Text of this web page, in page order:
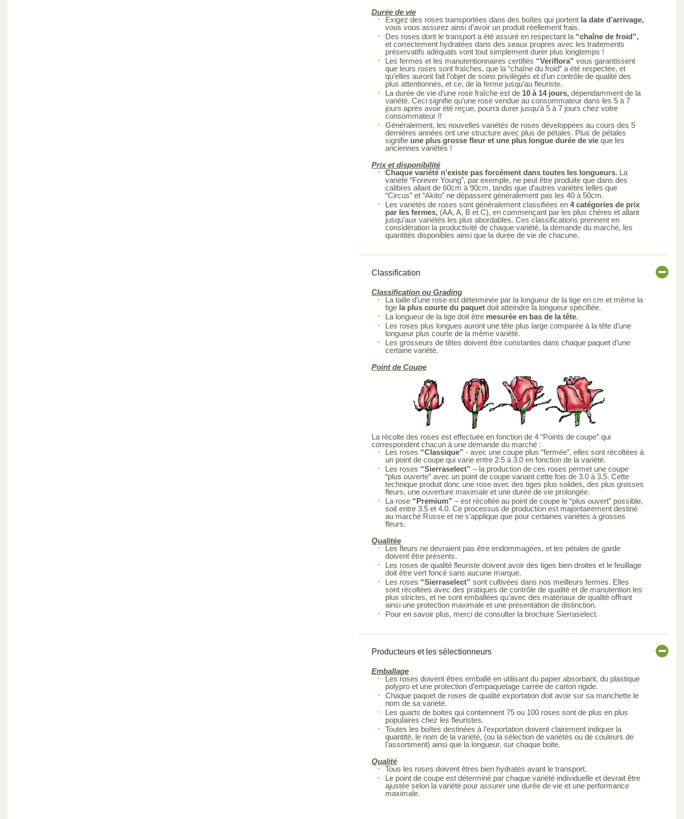
Durée de vie
Exigez des roses transportées dans des boîtes qui portent la date d’arrivage,
vous vous assurez ainsi d’avoir un produit réellement frais.
Des roses dont le transport a été assuré en respectant la “chaîne de froid”,
et correctement hydratées dans des seaux propres avec les traitements
préservatifs adéquats vont tout simplement durer plus longtemps !
Les fermes et les manutentionnaires certifiés “Veriflora” vous garantissent
que leurs roses sont fraîches, que la “chaîne du froid” a été respectée, et
qu’elles auront fait l’objet de soins privilégiés et d’un contrôle de qualité des
plus attentionnés, et ce, de la ferme jusqu’au fleuriste.
La durée de vie d’une rose fraîche est de 10 à 14 jours, dépendamment de la
variété. Ceci signifie qu’une rose vendue au consommateur dans les 5 à 7
jours après avoir été reçue, pourra durer jusqu’à 5 à 7 jours chez votre
consommateur !!
Généralement, les nouvelles variétés de roses développées au cours des 5
dernières années ont une structure avec plus de pétales. Plus de pétales
signifie une plus grosse fleur et une plus longue durée de vie que les
anciennes variétés !
Prix et disponibilité
Chaque variété n’existe pas forcément dans toutes les longueurs. La
variété “Forever Young”, par exemple, ne peut être produite que dans des
calibres allant de 60cm à 90cm, tandis que d’autres variétés telles que
“Circus” et “Akito” ne dépassent généralement pas les 40 à 50cm.
Les variétés de roses sont généralement classifiées en4 catégories de prix
par les fermes, (AA, A, B et C), en commençant par les plus chères et allant
jusqu’aux variétés les plus abordables. Ces classifications prennent en
considération la productivité de chaque variété, la demande du marché, les
quantités disponibles ainsi que la durée de vie de chacune.
Classification
Classification ou Grading
La taille d’une rose est déterminée par la longueur de la tige en cm et même la
tige la plus courte du paquet doit atteindre la longueur spécifiée.
La longueur de la tige doit être mesurée en bas de la tête.
Les roses plus longues auront une tête plus large comparée à la tête d’une
longueur plus courte de la même variété.
Les grosseurs de têtes doivent être constantes dans chaque paquet d’une
certaine variété.
Point de Coupe
La récolte des roses est effectuée en fonction de 4 “Points de coupe” qui
correspondent chacun à une demande du marché :
Les roses “Classique” - avec une coupe plus “fermée”, elles sont récoltées à
un point de coupe qui varie entre 2.5 à 3.0 en fonction de la variété.
Les roses “Sierraselect”– la production de ces roses permet une coupe
“plus ouverte” avec un point de coupe variant cette fois de 3.0 à 3.5. Cette
technique produit donc une rose avec des tiges plus solides, des plus grosses
fleurs, une ouverture maximale et une durée de vie prolongée.
La rose “Premium”– est récoltée au point de coupe le “plus ouvert” possible,
soit entre 3.5 et 4.0. Ce processus de production est majoritairement destiné
au marché Russe et ne s’applique que pour certaines variétés à grosses
fleurs.
Qualitée
Les fleurs ne devraient pas être endommagées, et les pétales de garde
doivent être présents.
Les roses de qualité fleuriste doivent avoir des tiges bien droites et le feuillage
doit être vert foncé sans aucune marque.
Les roses “Sierraselect”sont cultivées dans nos meilleurs fermes. Elles
sont récoltées avec des pratiques de contrôle de qualité et de manutention les
plus strictes, et ne sont emballées qu’avec des matériaux de qualité offrant
ainsi une protection maximale et une présentation de distinction.
Pour en savoir plus, merci de consulter la brochure Sierraselect.
Producteurs et les sélectionneurs
Emballage
Les roses doivent êtres emballé en utilisant du papier absorbant, du plastique
polypro et une protection d’empaquetage carrée de carton rigide.
Chaque paquet de roses de qualité exportation doit avoir sur sa manchette le
nom de sa variété.
Les quarts de boites qui contiennent 75 ou 100 roses sont de plus en plus
populaires chez les fleuristes.
Toutes les boîtes destinées à l’exportation doivent clairement indiquer la
quantité, le nom de la variété, (ou la sélection de variétés ou de couleurs de
l’assortiment) ainsi que la longueur, sur chaque boite.
Qualité
Tous les roses doivent êtres bien hydratés avant le transport.
Le point de coupe est déterminé par chaque variété individuelle et devrait être
ajustée selon la variété pour assurer une durée de vie et une performance
maximale.